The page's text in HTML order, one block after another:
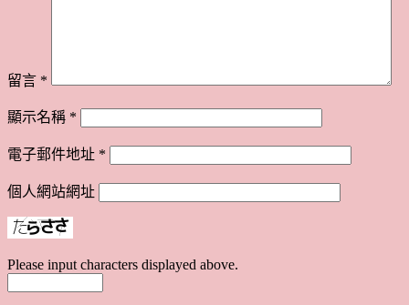
留言 *
顯示名稱 *
電子郵件地址 *
個人網站網址
Please input characters displayed above.